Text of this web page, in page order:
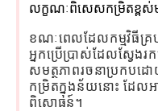
លក្ខណៈពិសេសកម្រិតខ្ព
ខណៈពេលដែលកម្មវិធី
អ្នកប្រើប្រាស់ដែលស្វែង
សមត្ថភាពរចនាប្រកបដោ
កម្រិតក្នុងន័យនោះ ដែល
ពិសោធន៍។